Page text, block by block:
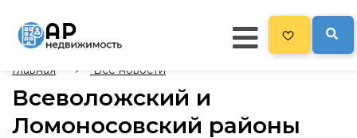
Главная
Главная Все новости
Всеволожский и
Ломоносовский районы